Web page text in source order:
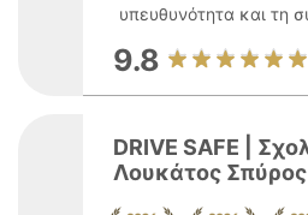
υπευθυνότητα και τη
9.8
DRIVE SAFE |
Λουκάτος Σπύρος